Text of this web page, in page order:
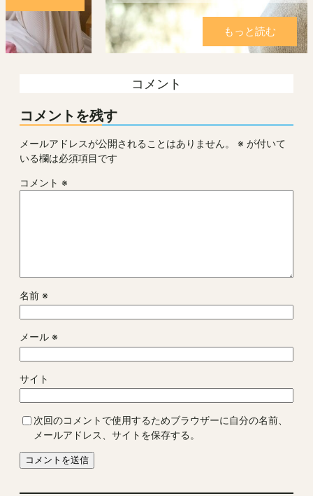
もっと読む
コメント
コメントを残す
メールアドレスが公開されることはありません。 ※ が付いて
いる欄は必須項目です
コメント ※
名前 ※
メール ※
サイト
次回のコメントで使用するためブラウザーに自分の名前、
メールアドレス、サイトを保存する。